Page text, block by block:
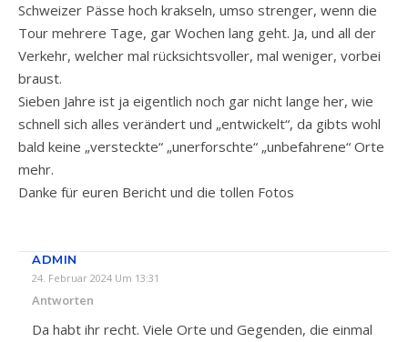
Schweizer Pässe hoch krakseln, umso strenger, wenn die
Tour mehrere Tage, gar Wochen lang geht. Ja, und all der
Verkehr, welcher mal rücksichtsvoller, mal weniger, vorbei
braust.
Sieben Jahre ist ja eigentlich noch gar nicht lange her, wie
schnell sich alles verändert und „entwickelt“, da gibts wohl
bald keine „versteckte“ „unerforschte“ „unbefahrene“ Orte
mehr.
Danke für euren Bericht und die tollen Fotos
ADMIN
24. Februar 2024 Um 13:31
Antworten
Da habt ihr recht. Viele Orte und Gegenden, die einmal